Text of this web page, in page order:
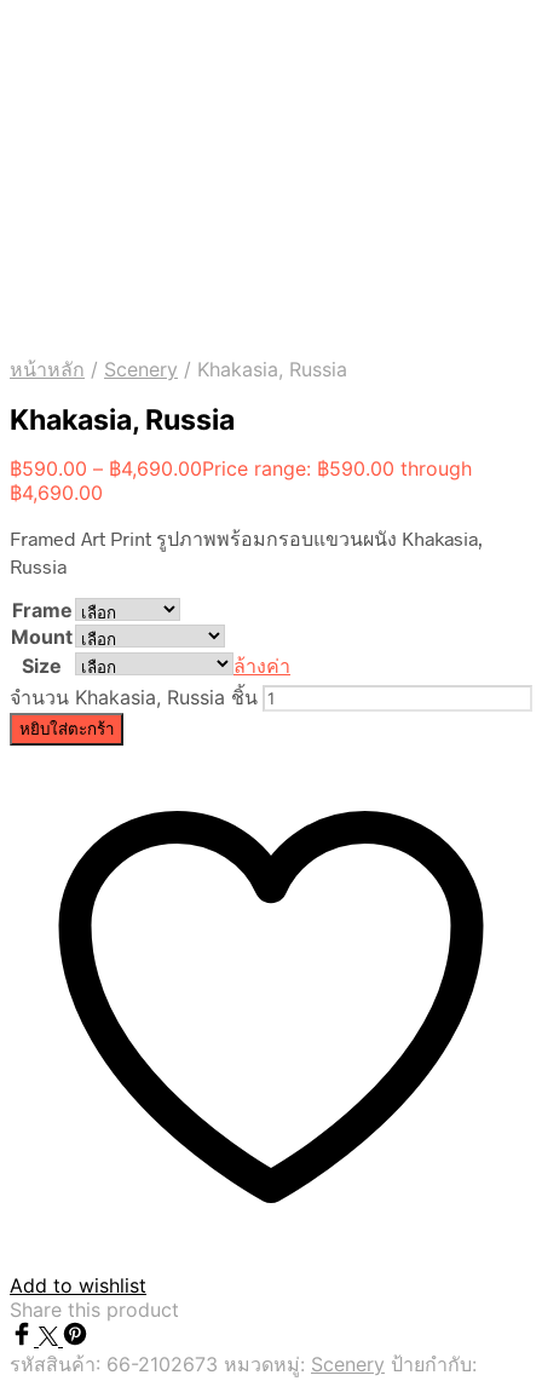
หน้าหลัก / Scenery / Khakasia, Russia
Khakasia, Russia
฿590.00 – ฿4,690.00Price range: ฿590.00 through
฿4,690.00
Framed Art Print รูปภาพพร้อมกรอบแขวนผนัง Khakasia,
Russia
Frame
Mount
Size
ล้างค่า
จำนวน Khakasia, Russia ชิ้น
หยิบใส่ตะกร้า
Add to wishlist
Share this product
รหัสสินค้า: 66-2102673 หมวดหมู่: Scenery ป้ายกำกับ: